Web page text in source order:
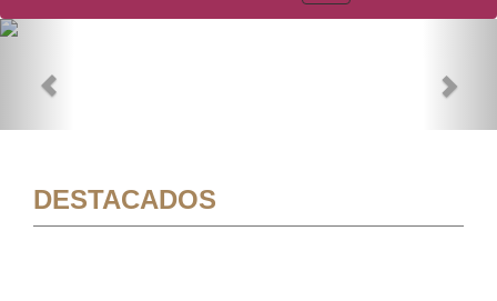
DESTACADOS